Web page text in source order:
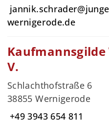
wernigerode.de
V.
Schlachthofstraße 6
38855 Wernigerode
+49 3943 654 811